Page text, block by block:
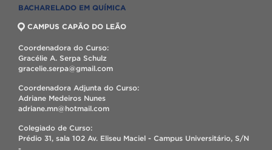
BACHARELADO EM QUÍMICA
CAMPUS CAPÃO DO LEÃO
Coordenadora do Curso:
Gracélie A. Serpa Schulz
gracelie.serpa@gmail.com
Coordenadora Adjunta do Curso:
Adriane Medeiros Nunes
adriane.mn@hotmail.com
Colegiado de Curso:
Prédio 31, sala 102 Av. Eliseu Maciel - Campus Universitário, S/N